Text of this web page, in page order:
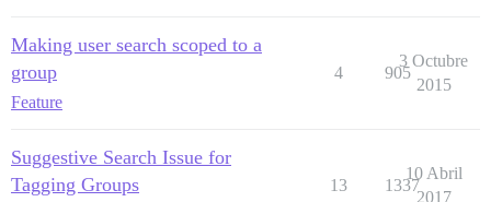
Making user search scoped to a
group
Feature
4 905
3 Octubre
2015
Suggestive Search Issue for
Tagging Groups
13 1337
10 Abril
2017